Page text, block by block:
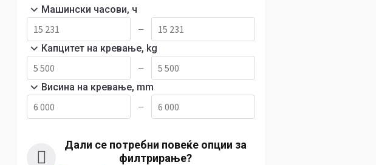
Машински часови, ч
—
Капцитет на кревање, kg
—
Висина на кревање, mm
—
Дали се потребни повеќе опции за
филтрирање?